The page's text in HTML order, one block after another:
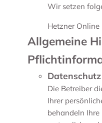
Wir setzen
Hetzner Online
Allgemeine
Datenschutz
Die Betreiber
Ihrer
behandeln